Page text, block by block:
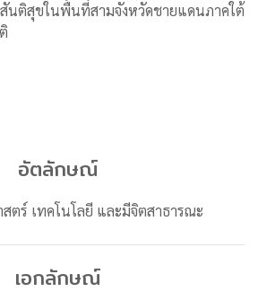
สันติสุขในพื้นที่สามจังหวัดชายแดนภาคใต้
อัตลักษณ์
สตร์ เทคโนโลยี และมีจิตสาธารณะ
เอกลักษณ์